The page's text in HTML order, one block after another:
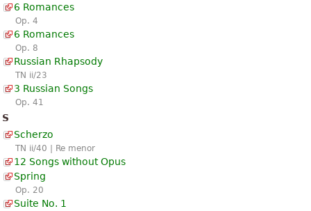
6 Romances
Op. 4
6 Romances
Op. 8
Russian Rhapsody
TN ii/23
3 Russian Songs
Op. 41
S
Scherzo
TN ii/40 | Re menor
12 Songs without Opus
Spring
Op. 20
Suite No. 1